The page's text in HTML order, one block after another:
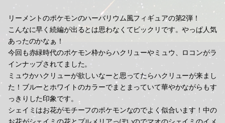
リーメントのポケモンのハーバリウム風フィギュアの第2弾！
こんなに早く続編が出るとは思わなくてビックリです。やっぱ人気
あったのかなぁ！
今回も赤緑時代のポケモン枠からハクリューやミュウ、ロコンがラ
インナップされてました。
ミュウかハクリューが欲しいなーと思ってたらハクリューが来まし
た！ブルーとホワイトのカラーでまとまっていて華やかながらもす
っきりした印象です。
シェイミはお花がモチーフのポケモンなのでよく似合います！中の